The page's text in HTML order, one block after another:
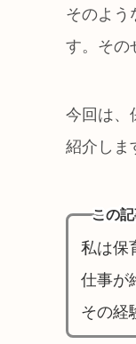
そのよう
す。その
今回は、
紹介しま
この
私は保
仕事が
その経